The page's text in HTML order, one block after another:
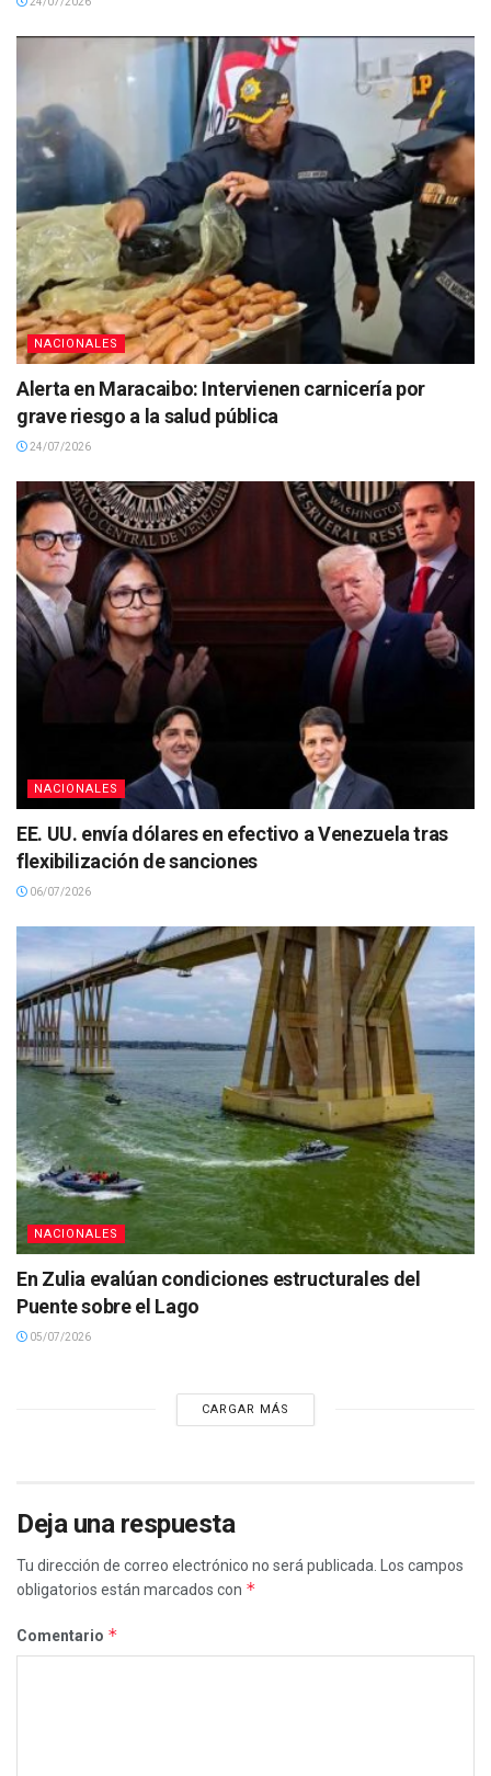
NACIONALES
Alerta en Maracaibo: Intervienen carnicería por
grave riesgo a la salud pública
24/07/2026
NACIONALES
EE. UU. envía dólares en efectivo a Venezuela tras
flexibilización de sanciones
06/07/2026
NACIONALES
En Zulia evalúan condiciones estructurales del
Puente sobre el Lago
05/07/2026
CARGAR MÁS
Deja una respuesta
Tu dirección de correo electrónico no será publicada.
Los campos
obligatorios están marcados con *
Comentario *